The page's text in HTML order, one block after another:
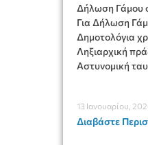
Δήλωση Γάμου
Για Δήλωση
Δημοτολόγια
Ληξιαρχική
Αστυνομική
13 Ιανουαρίου,
Διαβάστε